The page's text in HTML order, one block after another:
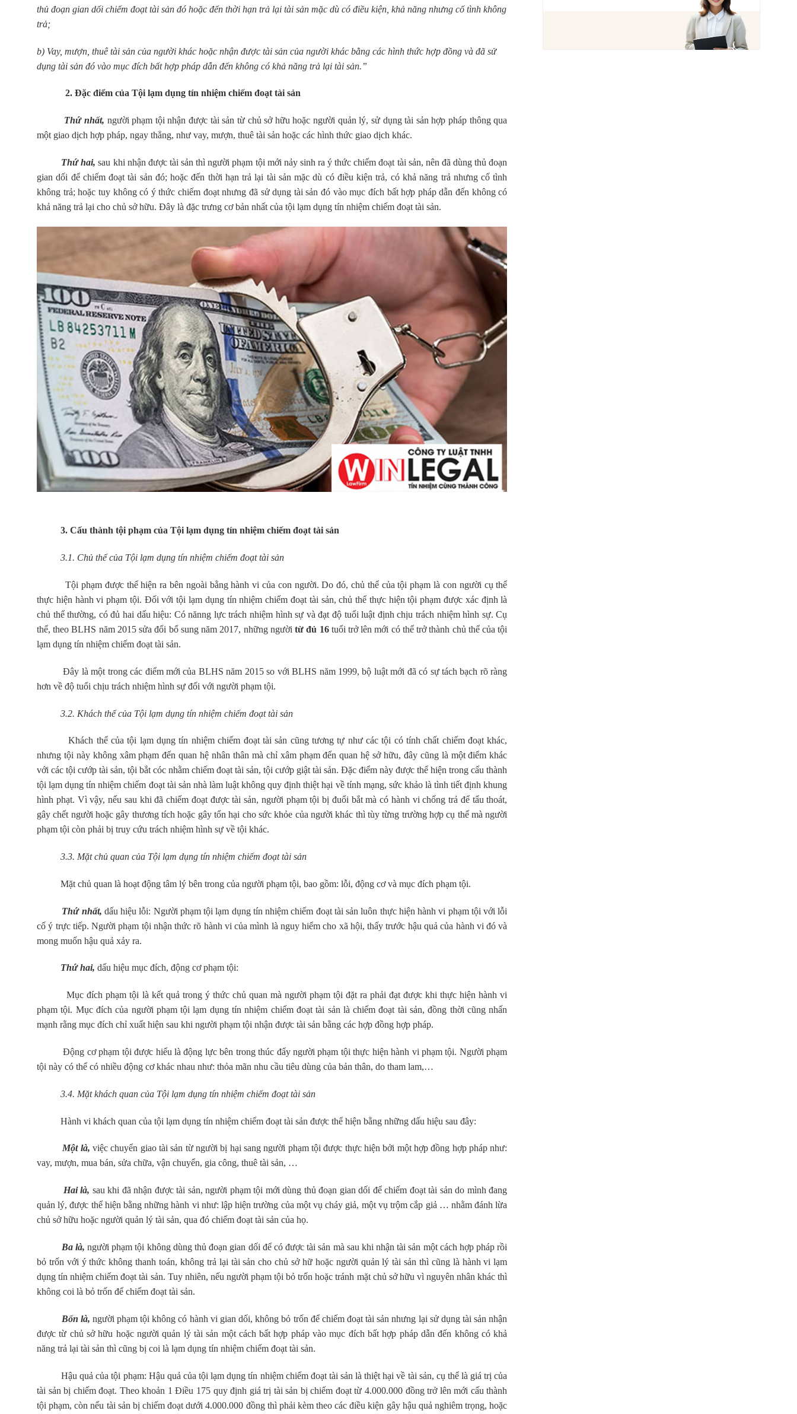
thủ đoạn gian dối chiếm đoạt tài sản đó hoặc đến thời hạn trả lại tài sản mặc dù có điều kiện, khả năng nhưng cố tình không
trả;
b) Vay, mượn, thuê tài sản của người khác hoặc nhận được tài sản của người khác bằng các hình thức hợp đồng và đã sử
dụng tài sản đó vào mục đích bất hợp pháp dẫn đến không có khả năng trả lại tài sản.”
2. Đặc điểm của Tội lạm dụng tín nhiệm chiếm đoạt tài sản
Thứ nhất, người phạm tội nhận được tài sản từ chủ sở hữu hoặc người quản lý, sử dụng tài sản hợp pháp thông qua
một giao dịch hợp pháp, ngay thẳng, như vay, mượn, thuê tài sản hoặc các hình thức giao dịch khác.
Thứ hai, sau khi nhận được tài sản thì người phạm tội mới nảy sinh ra ý thức chiếm đoạt tài sản, nên đã dùng thủ đoạn
gian dối để chiếm đoạt tài sản đó; hoặc đến thời hạn trả lại tài sản mặc dù có điều kiện trả, có khả năng trả nhưng cố tình
không trả; hoặc tuy không có ý thức chiếm đoạt nhưng đã sử dụng tài sản đó vào mục đích bất hợp pháp dẫn đến không có
khả năng trả lại cho chủ sở hữu. Đây là đặc trưng cơ bản nhất của tội lạm dụng tín nhiệm chiếm đoạt tài sản.
3. Cấu thành tội phạm của Tội lạm dụng tín nhiệm chiếm đoạt tài sản
3.1. Chủ thể của Tội lạm dụng tín nhiệm chiếm đoạt tài sản
Tội phạm được thể hiện ra bên ngoài bằng hành vi của con người. Do đó, chủ thể của tội phạm là con người cụ thể
thực hiện hành vi phạm tội. Đối với tội lạm dụng tín nhiệm chiếm đoạt tài sản, chủ thể thực hiện tội phạm được xác định là
chủ thể thường, có đủ hai dấu hiệu: Có nănng lực trách nhiệm hình sự và đạt độ tuổi luật định chịu trách nhiệm hình sự. Cụ
thể, theo BLHS năm 2015 sửa đổi bổ sung năm 2017, những ngườitừ đủ 16tuổi trở lên mới có thể trở thành chủ thể của tội
lạm dụng tín nhiệm chiếm đoạt tài sản.
Đây là một trong các điểm mới của BLHS năm 2015 so với BLHS năm 1999, bộ luật mới đã có sự tách bạch rõ ràng
hơn về độ tuổi chịu trách nhiệm hình sự đối với người phạm tội.
3.2. Khách thể của Tội lạm dụng tín nhiệm chiếm đoạt tài sản
Khách thể của tội lạm dụng tín nhiệm chiếm đoạt tài sản cũng tương tự như các tội có tính chất chiếm đoạt khác,
nhưng tội này không xâm phạm đến quan hệ nhân thân mà chỉ xâm phạm đến quan hệ sở hữu, đây cũng là một điểm khác
với các tội cướp tài sản, tội bắt cóc nhằm chiếm đoạt tài sản, tội cướp giật tài sản. Đặc điểm này được thể hiện trong cấu thành
tội lạm dụng tín nhiệm chiếm đoạt tài sản nhà làm luật không quy định thiệt hại về tính mạng, sức khảo là tình tiết định khung
hình phạt. Vì vậy, nếu sau khi đã chiếm đoạt được tài sản, người phạm tội bị đuổi bắt mà có hành vi chống trả để tẩu thoát,
gây chết người hoặc gây thương tích hoặc gây tổn hại cho sức khỏe của người khác thì tùy từng trường hợp cụ thể mà người
phạm tội còn phải bị truy cứu trách nhiệm hình sự về tội khác.
3.3. Mặt chủ quan của Tội lạm dụng tín nhiệm chiếm đoạt tài sản
Mặt chủ quan là hoạt động tâm lý bên trong của người phạm tội, bao gồm: lỗi, động cơ và mục đích phạm tội.
Thứ nhất, dấu hiệu lỗi: Người phạm tội lạm dụng tín nhiệm chiếm đoạt tài sản luôn thực hiện hành vi phạm tội với lỗi
cố ý trực tiếp. Người phạm tội nhận thức rõ hành vi của mình là nguy hiểm cho xã hội, thấy trước hậu quả của hành vi đó và
mong muốn hậu quả xảy ra.
Thứ hai, dấu hiệu mục đích, động cơ phạm tội:
Mục đích phạm tội là kết quả trong ý thức chủ quan mà người phạm tội đặt ra phải đạt được khi thực hiện hành vi
phạm tội. Mục đích của người phạm tội lạm dụng tín nhiệm chiếm đoạt tài sản là chiếm đoạt tài sản, đồng thời cũng nhấn
mạnh rằng mục đích chỉ xuất hiện sau khi người phạm tội nhận được tài sản bằng các hợp đồng hợp pháp.
Động cơ phạm tội được hiểu là động lực bên trong thúc đẩy người phạm tội thực hiện hành vi phạm tội. Người phạm
tội này có thể có nhiều động cơ khác nhau như: thỏa mãn nhu cầu tiêu dùng của bản thân, do tham lam,…
3.4. Mặt khách quan của Tội lạm dụng tín nhiệm chiếm đoạt tài sản
Hành vi khách quan của tội lạm dụng tín nhiệm chiếm đoạt tài sản được thể hiện bằng những dấu hiệu sau đây:
Một là, việc chuyển giao tài sản từ người bị hại sang người phạm tội được thực hiện bởi một hợp đồng hợp pháp như:
vay, mượn, mua bán, sửa chữa, vận chuyển, gia công, thuê tài sản, …
Hai là, sau khi đã nhận được tài sản, người phạm tội mới dùng thủ đoạn gian dối để chiếm đoạt tài sản do mình đang
quản lý, được thể hiện bằng những hành vi như: lập hiện trường của một vụ cháy giả, một vụ trộm cắp giả … nhằm đánh lừa
chủ sở hữu hoặc người quản lý tài sản, qua đó chiếm đoạt tài sản của họ.
Ba là, người phạm tội không dùng thủ đoạn gian dối để có được tài sản mà sau khi nhận tài sản một cách hợp pháp rồi
bỏ trốn với ý thức không thanh toán, không trả lại tài sản cho chủ sở hữ hoặc người quản lý tài sản thì cũng là hành vi lạm
dụng tín nhiệm chiếm đoạt tài sản. Tuy nhiên, nếu người phạm tội bỏ trốn hoặc tránh mặt chủ sở hữu vì nguyên nhân khác thì
không coi là bỏ trốn để chiếm đoạt tài sản.
Bốn là, người phạm tội không có hành vi gian dối, không bỏ trốn để chiếm đoạt tài sản nhưng lại sử dụng tài sản nhận
được từ chủ sở hữu hoặc người quản lý tài sản một cách bất hợp pháp vào mục đích bất hợp pháp dẫn đến không có khả
năng trả lại tài sản thì cũng bị coi là lạm dụng tín nhiệm chiếm đoạt tài sản.
Hậu quả của tội phạm: Hậu quả của tội lạm dụng tín nhiệm chiếm đoạt tài sản là thiệt hại về tài sản, cụ thể là giá trị của
tài sản bị chiếm đoạt. Theo khoản 1 Điều 175 quy định giá trị tài sản bị chiếm đoạt từ 4.000.000 đồng trở lên mới cấu thành
tội phạm, còn nếu tài sản bị chiếm đoạt dưới 4.000.000 đồng thì phải kèm theo các điều kiện gây hậu quả nghiêm trọng, hoặc